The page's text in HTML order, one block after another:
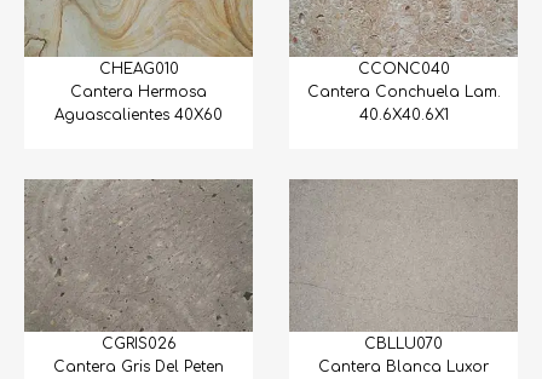
CHEAG010
Cantera Hermosa
Aguascalientes 40X60
CCONC040
Cantera Conchuela Lam.
40.6X40.6X1
CGRIS026
Cantera Gris Del Peten
CBLLU070
Cantera Blanca Luxor